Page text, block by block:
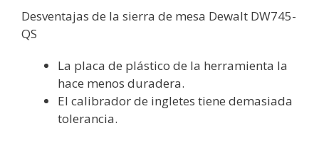
Desventajas de la sierra de mesa Dewalt DW745-
QS
La placa de plástico de la herramienta la
hace menos duradera.
El calibrador de ingletes tiene demasiada
tolerancia.